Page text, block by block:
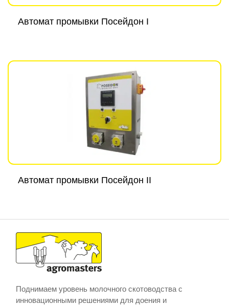
Автомат промывки Посейдон I
Автомат промывки Посейдон II
Поднимаем уровень молочного скотоводства с
инновационными решениями для доения и